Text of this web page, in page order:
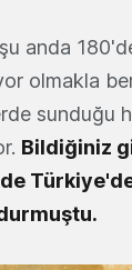
anda
olmakla
sunduğu
Bildiğiniz